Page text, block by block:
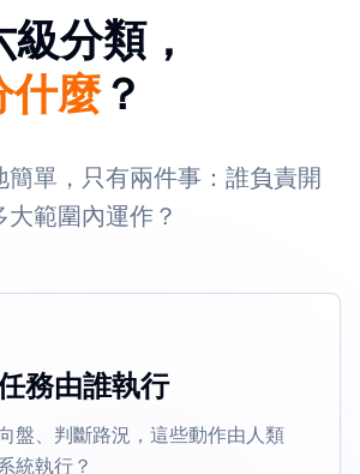
分類，
什麼？
單，只有兩件事：誰負責開
範圍內運作？
務由誰執行
盤、判斷路況，這些動作由人類
統執行？